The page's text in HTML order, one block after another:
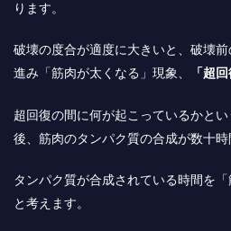
ります。
破壊の度合が適度に大きいと、破壊
進み「筋肉が太くなる」現象、
「超回
超回復の間に何が起こっているかと
後、筋肉のタンパク質の合成が数十時
タンパク質が合成されている時間を「
と考えます。